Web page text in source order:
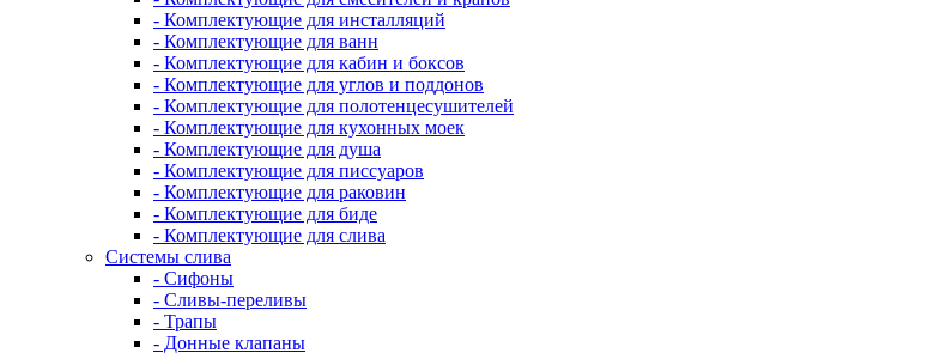
- Комплектующие для инсталляций
- Комплектующие для ванн
- Комплектующие для кабин и боксов
- Комплектующие для углов и поддонов
- Комплектующие для полотенцесушителей
- Комплектующие для кухонных моек
- Комплектующие для душа
- Комплектующие для писсуаров
- Комплектующие для раковин
- Комплектующие для биде
- Комплектующие для слива
Системы слива
- Сифоны
- Сливы-переливы
- Трапы
- Донные клапаны